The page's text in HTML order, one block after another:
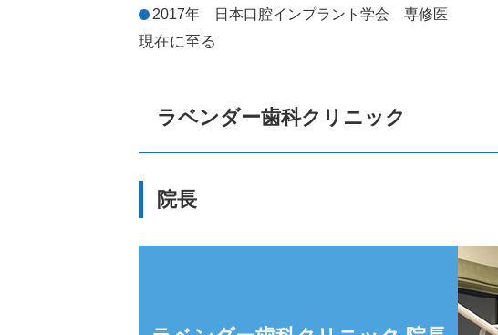
2017年 日本口腔インプラント学会 専修医
現在に至る
ラベンダー歯科クリニック
院長